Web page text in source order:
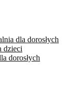
dla dorosłych
dzieci
dorosłych